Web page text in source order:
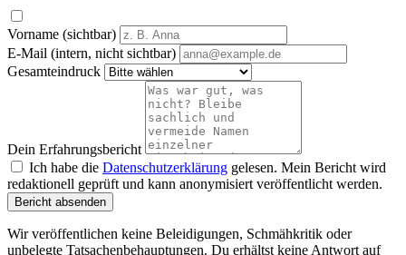
Vorname (sichtbar)
E-Mail (intern, nicht sichtbar)
Gesamteindruck
Dein Erfahrungsbericht
Ich habe die Datenschutzerklärung gelesen. Mein Bericht wird
redaktionell geprüft und kann anonymisiert veröffentlicht werden.
Bericht absenden
Wir veröffentlichen keine Beleidigungen, Schmähkritik oder
unbelegte Tatsachenbehauptungen. Du erhältst keine Antwort auf